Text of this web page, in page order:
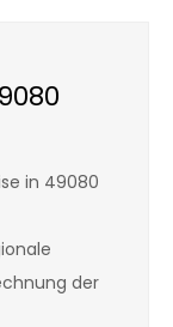
in 49080
der